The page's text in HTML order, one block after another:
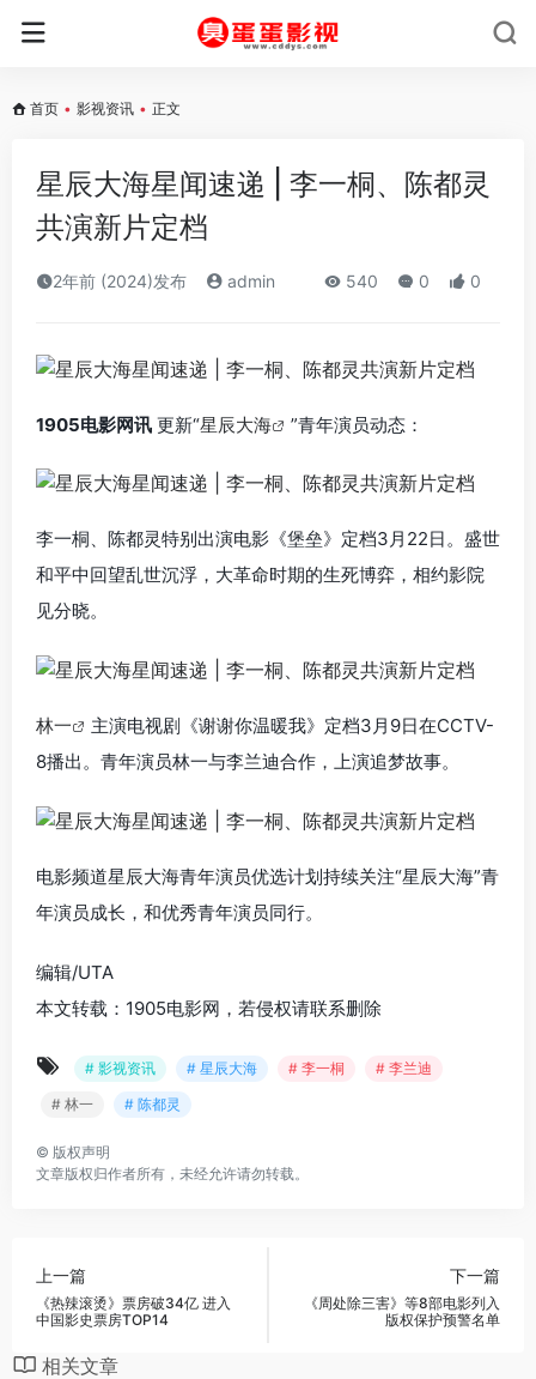
首页 • 影视资讯 • 正文
星辰大海星闻速递 | 李一桐、陈都灵
共演新片定档
2年前 (2024)发布 admin 540 0 0
1905电影网讯 更新“星辰大海 ”青年演员动态：
李一桐、陈都灵特别出演电影《堡垒》定档3月22日。盛世
和平中回望乱世沉浮，大革命时期的生死博弈，相约影院
见分晓。
林一
主演电视剧《谢谢你温暖我》定档3月9日在CCTV-
8播出。青年演员林一与李兰迪合作，上演追梦故事。
电影频道星辰大海青年演员优选计划持续关注“星辰大海”青
年演员成长，和优秀青年演员同行。
编辑/UTA
本文转载：1905电影网，若侵权请联系删除
# 影视资讯 # 星辰大海 # 李一桐
# 李兰迪
# 林一
# 陈都灵
© 版权声明
文章版权归作者所有，未经允许请勿转载。
上一篇
《热辣滚烫》票房破34亿 进入
中国影史票房TOP14
下一篇
《周处除三害》等8部电影列入
版权保护预警名单
相关文章